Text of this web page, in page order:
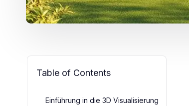
Table of Contents
Einführung in die 3D Visualisierung